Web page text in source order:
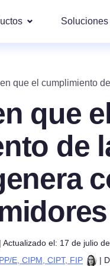
Generador de Política de
Generador de EULA
Generador de Descargo
Responsabilidad
Generador de Política de
Soluciones
IAB
Por
Hazte socio
de ruta de
Termly
que el cumplimiento
que
de
| Actualizado el: 17 de julio
E, CIPM, CIPT, FIP |